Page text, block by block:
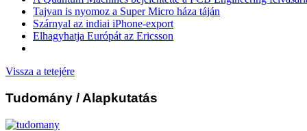
Tajvan is nyomoz a Super Micro háza táján
Szárnyal az indiai iPhone-export
Elhagyhatja Európát az Ericsson
Vissza a tetejére
Tudomány / Alapkutatás